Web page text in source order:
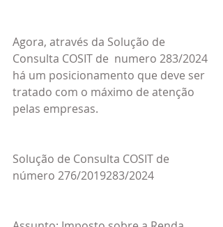
Agora, através da Solução de
Consulta COSIT de  numero 283/2024
há um posicionamento que deve ser
tratado com o máximo de atenção
pelas empresas.
Solução de Consulta COSIT de
número 276/2019283/2024